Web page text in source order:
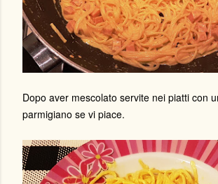
Dopo aver mescolato servite nei piatti con
parmigiano se vi piace.